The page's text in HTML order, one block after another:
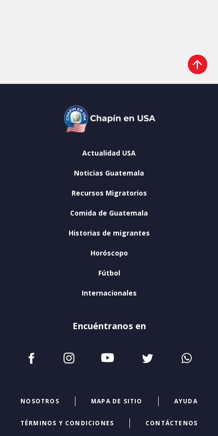
Actualidad USA
Noticias Guatemala
Recursos Migratorios
Comida de Guatemala
Historias de migrantes
Horóscopo
Fútbol
Internacionales
Encuéntranos en
NOSOTROS MAPA DE SITIO AYUDA
TÉRMINOS Y CONDICIONES CONTÁCTENOS